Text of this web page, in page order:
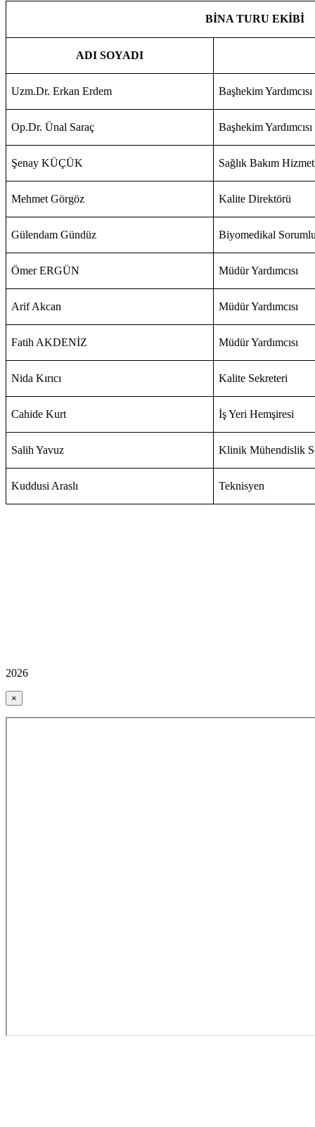
BİNA TURU EKİBİ
ADI SOYADI
Uzm.Dr. Erkan Erdem Başhekim Yardımcısı
Op.Dr. Ünal Saraç Başhekim Yardımcısı
Şenay KÜÇÜK Sağlık Bakım
Mehmet Görgöz Kalite Direktörü
Gülendam Gündüz Biyomedikal
Ömer ERGÜN Müdür Yardımcısı
Arif Akcan Müdür Yardımcısı
Fatih AKDENİZ Müdür Yardımcısı
Nida Kırıcı Kalite Sekreteri
Cahide Kurt İş Yeri Hemşiresi
Salih Yavuz Klinik Mühendislik
Kuddusi Araslı Teknisyen
2026
×